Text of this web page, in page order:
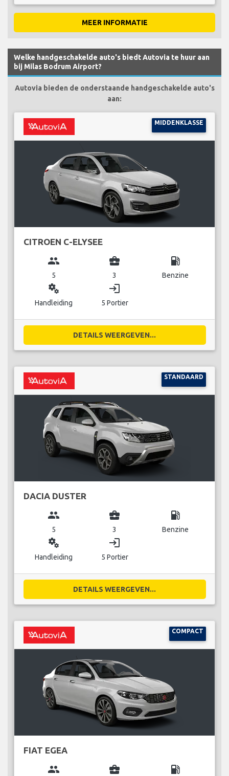
MEER INFORMATIE
Welke handgeschakelde auto's biedt Autovia te huur aan
bij Milas Bodrum Airport?
Autovia bieden de onderstaande handgeschakelde auto's
aan:
MIDDENKLASSE
CITROEN C-ELYSEE
group
5
business_center
3
local_gas_station
Benzine
miscellaneous_services
Handleiding
login
5 Portier
DETAILS WEERGEVEN...
STANDAARD
DACIA DUSTER
group
5
business_center
3
local_gas_station
Benzine
miscellaneous_services
Handleiding
login
5 Portier
DETAILS WEERGEVEN...
COMPACT
FIAT EGEA
group business_center local_gas_station